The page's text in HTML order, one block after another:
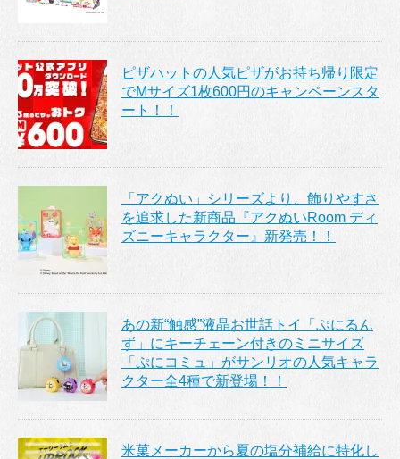
ピザハットの人気ピザがお持ち帰り限定
でMサイズ1枚600円のキャンペーンスタ
ート！！
「アクぬい」シリーズより、飾りやすさ
を追求した新商品『アクぬいRoom ディ
ズニーキャラクター』新発売！！
あの新“触感”液晶お世話トイ「ぷにるん
ず」にキーチェーン付きのミニサイズ
「ぷにコミュ」がサンリオの人気キャラ
クター全4種で新登場！！
米菓メーカーから夏の塩分補給に特化し